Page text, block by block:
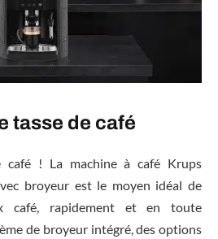
tasse de café
café ! La machine à café Krups
broyeur est le moyen idéal de
café, rapidement et en toute
de broyeur intégré, des options